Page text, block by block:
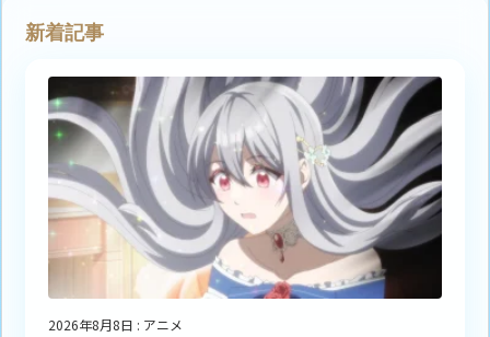
新着記事
2026年8月8日 : アニメ